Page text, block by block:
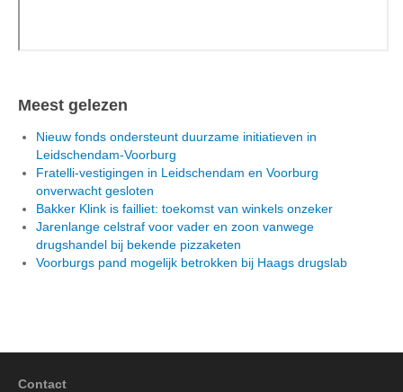
Meest gelezen
Nieuw fonds ondersteunt duurzame initiatieven in
Leidschendam-Voorburg
Fratelli-vestigingen in Leidschendam en Voorburg
onverwacht gesloten
Bakker Klink is failliet: toekomst van winkels onzeker
Jarenlange celstraf voor vader en zoon vanwege
drugshandel bij bekende pizzaketen
Voorburgs pand mogelijk betrokken bij Haags drugslab
Contact